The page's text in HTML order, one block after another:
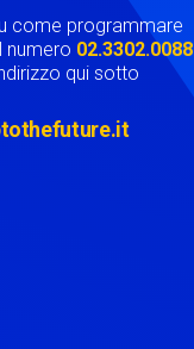
come programmare
numero 02.3302.0088
qui sotto